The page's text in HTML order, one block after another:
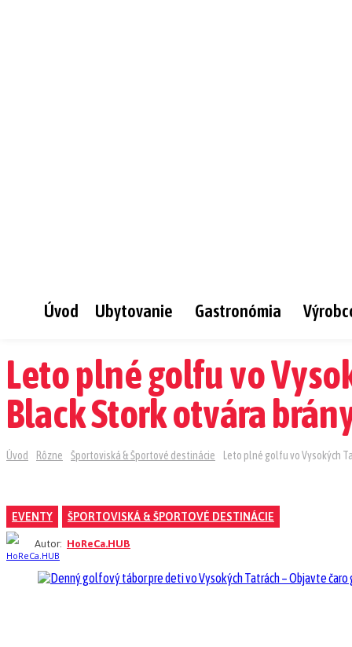
Úvod Ubytovanie Gastronómia
Leto plné golfu vo
Black Stork otvára
Úvod Rôzne Športoviská & Športové destinácie Leto plné golfu vo Vysokých
EVENTY ŠPORTOVISKÁ & ŠPORTOVÉ DESTINÁCIE
Autor: HoReCa.HUB